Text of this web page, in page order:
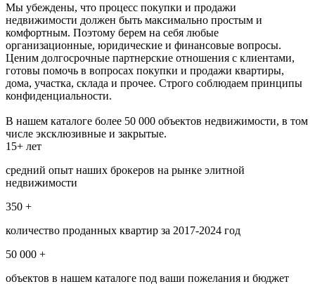
Мы убеждены, что процесс покупки и продажи
недвижимости должен быть максимально простым и
комфортным. Поэтому берем на себя любые
организационные, юридические и финансовые вопросы.
Ценим долгосрочные партнерские отношения с клиентами,
готовы помочь в вопросах покупки и продажи квартиры,
дома, участка, склада и прочее. Строго соблюдаем принципы
конфиденциальности.
В нашем каталоге более 50 000 объектов недвижимости, в том
числе эксклюзивные и закрытые.
15+ лет
средний опыт наших брокеров на рынке элитной
недвижимости
350 +
количество проданных квартир за 2017-2024 год
50 000 +
объектов в нашем каталоге под ваши пожелания и бюджет